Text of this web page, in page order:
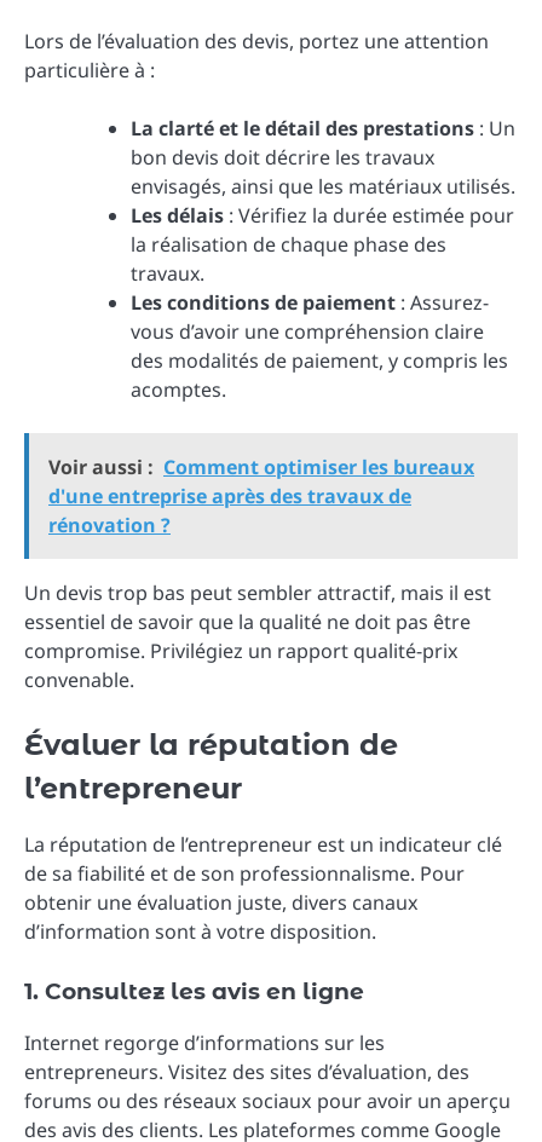
Lors de l’évaluation des devis, portez une attention
particulière à :
La clarté et le détail des prestations : Un
bon devis doit décrire les travaux
envisagés, ainsi que les matériaux utilisés.
Les délais : Vérifiez la durée estimée pour
la réalisation de chaque phase des
travaux.
Les conditions de paiement : Assurez-
vous d’avoir une compréhension claire
des modalités de paiement, y compris les
acomptes.
Voir aussi : Comment optimiser les bureaux
d'une entreprise après des travaux de
rénovation ?
Un devis trop bas peut sembler attractif, mais il est
essentiel de savoir que la qualité ne doit pas être
compromise. Privilégiez un rapport qualité-prix
convenable.
Évaluer la réputation de
l’entrepreneur
La réputation de l’entrepreneur est un indicateur clé
de sa fiabilité et de son professionnalisme. Pour
obtenir une évaluation juste, divers canaux
d’information sont à votre disposition.
1. Consultez les avis en ligne
Internet regorge d’informations sur les
entrepreneurs. Visitez des sites d’évaluation, des
forums ou des réseaux sociaux pour avoir un aperçu
des avis des clients. Les plateformes comme Google